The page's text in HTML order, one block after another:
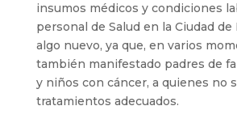
insumos médicos y condiciones
personal de Salud en la Ciudad
algo nuevo, ya que, en varios
también manifestado padres de
y niños con cáncer, a quienes no
tratamientos adecuados.